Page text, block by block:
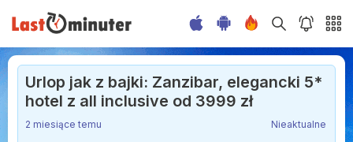
Urlop jak z bajki: Zanzibar, elegancki 5*
hotel z all inclusive od 3999 zł
2 miesiące temu Nieaktualne